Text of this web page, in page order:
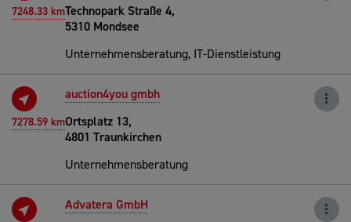
7248.33 kmTechnopark Straße 4,
5310 Mondsee
Unternehmensberatung, IT-Dienstleistung
7278.59 km
auction4you gmbh
Ortsplatz 13,
4801 Traunkirchen
Unternehmensberatung
Advatera GmbH